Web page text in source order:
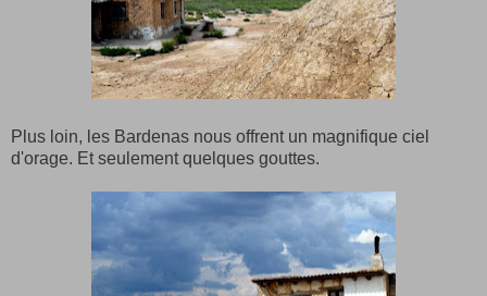
Plus loin, les Bardenas nous offrent un magnifique ciel
d'orage. Et seulement quelques gouttes.